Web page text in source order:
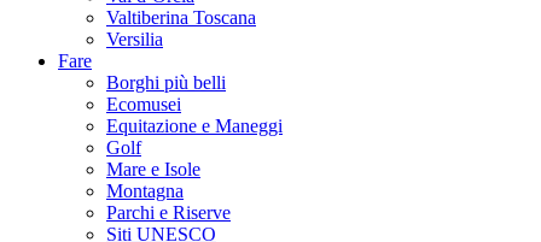
Valtiberina Toscana
Versilia
Fare
Borghi più belli
Ecomusei
Equitazione e Maneggi
Golf
Mare e Isole
Montagna
Parchi e Riserve
Siti UNESCO